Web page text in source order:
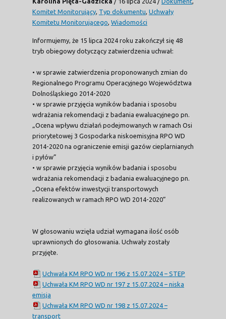
Komitet Monitorujący Typ dokumentu Uchwały
Komitetu Monitorującego Wiadomości
Informujemy, że 15 lipca 2024 roku zakończył się 48
tryb obiegowy dotyczący zatwierdzenia uchwał:
• w sprawie zatwierdzenia proponowanych zmian do
Regionalnego Programu Operacyjnego Województwa
Dolnośląskiego 2014-2020
• w sprawie przyjęcia wyników badania i sposobu
wdrażania rekomendacji z badania ewaluacyjnego pn.
„Ocena wpływu działań podejmowanych w ramach Osi
priorytetowej 3 Gospodarka niskoemisyjna RPO WD
2014-2020 na ograniczenie emisji gazów cieplarnianych
i pyłów”
• w sprawie przyjęcia wyników badania i sposobu
wdrażania rekomendacji z badania ewaluacyjnego pn.
„Ocena efektów inwestycji transportowych
realizowanych w ramach RPO WD 2014-2020”
W głosowaniu wzięła udział wymagana ilość osób
uprawnionych do głosowania. Uchwały zostały
przyjęte.
Uchwała KM RPO WD nr 196 z 15.07.2024 – STEP
Uchwała KM RPO WD nr 197 z 15.07.2024 – niska
emisja
Uchwała KM RPO WD nr 198 z 15.07.2024 –
transport